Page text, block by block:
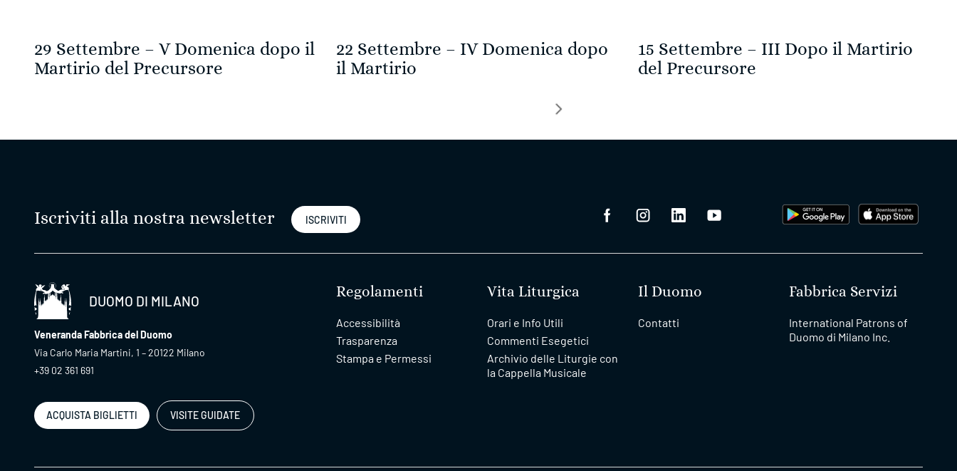
29 Settembre – V Domenica dopo il
Martirio del Precursore
22 Settembre – IV Domenica dopo
il Martirio
15 Settembre – III Dopo il Martirio
del Precursore
articoli
Iscriviti alla nostra newsletter ISCRIVITI
DUOMO DI MILANO
Veneranda Fabbrica del Duomo
Via Carlo Maria Martini, 1 – 20122 Milano
+39 02 361 691
ACQUISTA BIGLIETTI VISITE GUIDATE
Regolamenti
Accessibilità
Trasparenza
Stampa e Permessi
Vita Liturgica
Orari e Info Utili
Commenti Esegetici
Archivio delle Liturgie con
la Cappella Musicale
Il Duomo
Contatti
Fabbrica Servizi
International Patrons of
Duomo di Milano Inc.